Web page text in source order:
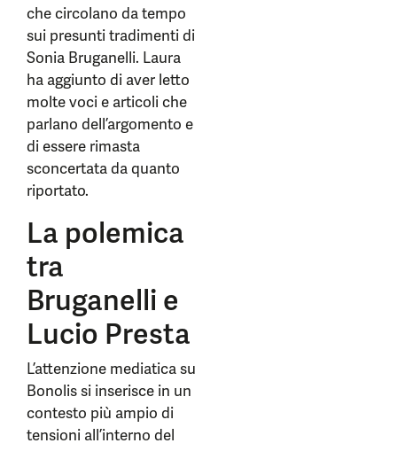
che circolano da tempo
sui presunti tradimenti di
Sonia Bruganelli. Laura
ha aggiunto di aver letto
molte voci e articoli che
parlano dell’argomento e
di essere rimasta
sconcertata da quanto
riportato.
La polemica
tra
Bruganelli e
Lucio Presta
L’attenzione mediatica su
Bonolis si inserisce in un
contesto più ampio di
tensioni all’interno del